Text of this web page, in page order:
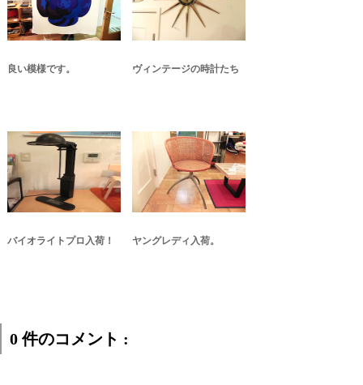
良い模様です。 ヴィンテージの時計たち
バイオライトプロ入荷！ ヤングレディ入荷。
0 件のコメント :